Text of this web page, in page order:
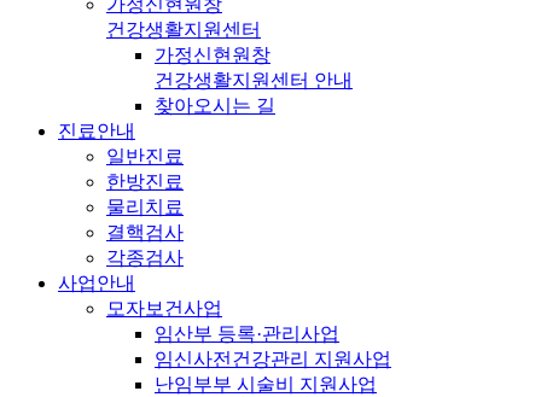
건강생활지원센터
가정신현원창
건강생활지원센터 안내
찾아오시는 길
진료안내
일반진료
한방진료
물리치료
결핵검사
각종검사
사업안내
모자보건사업
임산부 등록·관리사업
임신사전건강관리 지원사업
난임부부 시술비 지원사업